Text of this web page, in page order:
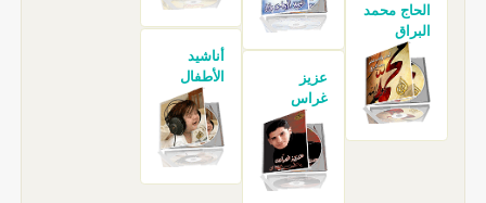
الحاج محمد
البراق
عزيز
غراس
أناشيد
الأطفال